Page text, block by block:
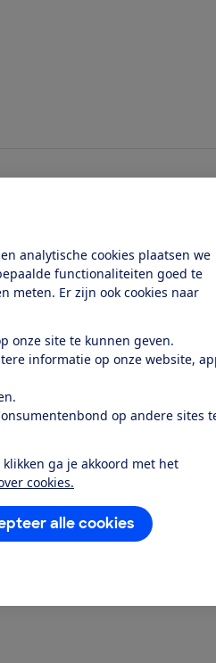
analytische cookies plaatsen we
functionaliteiten goed te
meten. Er zijn ook cookies naar
onze site te kunnen geven.
informatie op onze website,
op andere sites
klikken ga je akkoord met het
cookies.
alle cookies
zeer open
samen met